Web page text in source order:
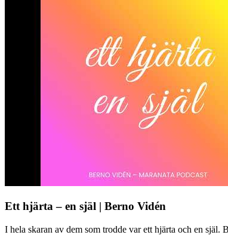
Ett hjärta – en själ | Berno Vidén
I hela skaran av dem som trodde var ett hjärta och en